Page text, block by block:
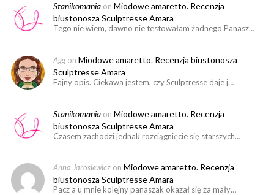
Stanikomania on Miodowe amaretto. Recenzja
biustonosza Sculptresse Amara
Tego nie wiem, dawno nie testowałam żadnego Panasz…
Agg on Miodowe amaretto. Recenzja biustonosza
Sculptresse Amara
Fajny opis. Ciekawa jestem, czy Sculptresse daje j…
Stanikomania on Miodowe amaretto. Recenzja
biustonosza Sculptresse Amara
Czasem zachodzi jednak rozciągnięcie się starszych…
Anna Jarosiewicz on Miodowe amaretto. Recenzja
biustonosza Sculptresse Amara
Pacz a u mnie kolejny panaszak okazał się za mały…